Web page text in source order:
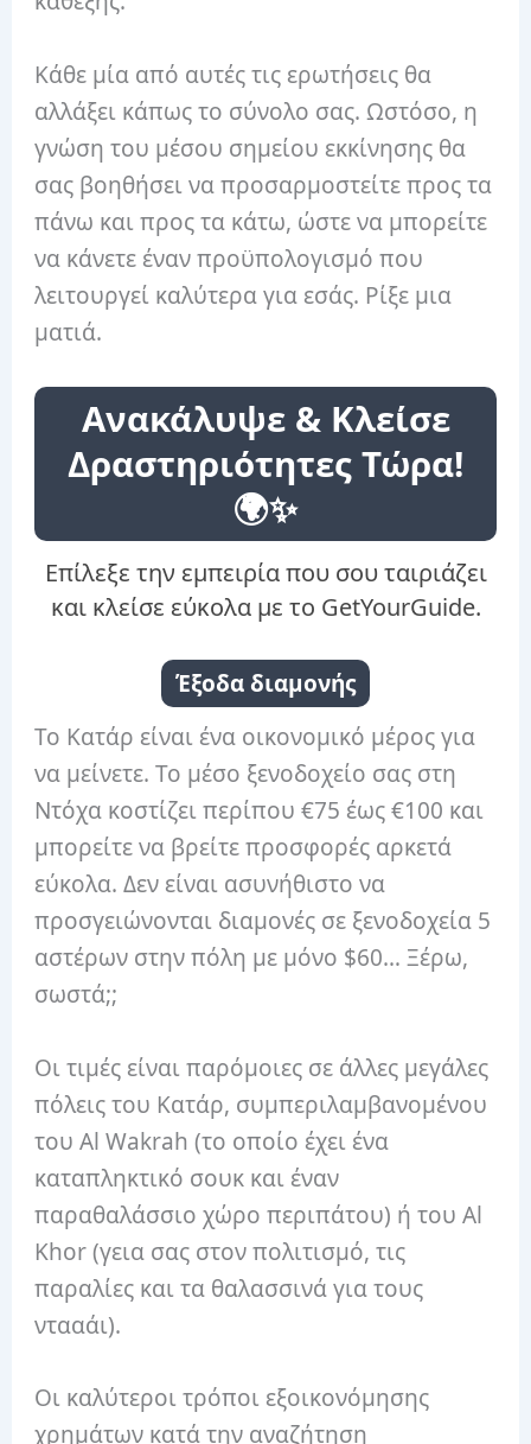
Κάθε μία από αυτές τις ερωτήσεις θα
αλλάξει κάπως το σύνολο σας. Ωστόσο, η
γνώση του μέσου σημείου εκκίνησης θα
σας βοηθήσει να προσαρμοστείτε προς τα
πάνω και προς τα κάτω, ώστε να μπορείτε
να κάνετε έναν προϋπολογισμό που
λειτουργεί καλύτερα για εσάς. Ρίξε μια
ματιά.
Ανακάλυψε & Κλείσε
Δραστηριότητες Τώρα!
🌍✨
Επίλεξε την εμπειρία που σου ταιριάζει
και κλείσε εύκολα με το GetYourGuide.
Έξοδα διαμονής
Το Κατάρ είναι ένα οικονομικό μέρος για
να μείνετε. Το μέσο ξενοδοχείο σας στη
Ντόχα κοστίζει περίπου €75 έως €100 και
μπορείτε να βρείτε προσφορές αρκετά
εύκολα. Δεν είναι ασυνήθιστο να
προσγειώνονται διαμονές σε ξενοδοχεία 5
αστέρων στην πόλη με μόνο $60… Ξέρω,
σωστά;;
Οι τιμές είναι παρόμοιες σε άλλες μεγάλες
πόλεις του Κατάρ, συμπεριλαμβανομένου
του Al Wakrah (το οποίο έχει ένα
καταπληκτικό σουκ και έναν
παραθαλάσσιο χώρο περιπάτου) ή του Al
Khor (γεια σας στον πολιτισμό, τις
παραλίες και τα θαλασσινά για τους
ντααάι).
Οι καλύτεροι τρόποι εξοικονόμησης
χρημάτων κατά την αναζήτηση